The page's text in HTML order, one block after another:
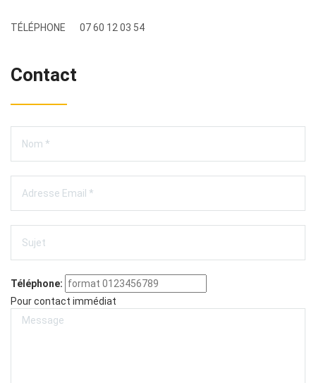
TÉLÉPHONE 07 60 12 03 54
Contact
Téléphone:
Pour contact immédiat